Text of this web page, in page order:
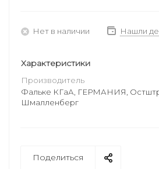
Нет в наличии Нашли
Характеристики
Производитель
Фальке КГаА, ГЕРМАНИЯ,
Шмалленберг
Поделиться